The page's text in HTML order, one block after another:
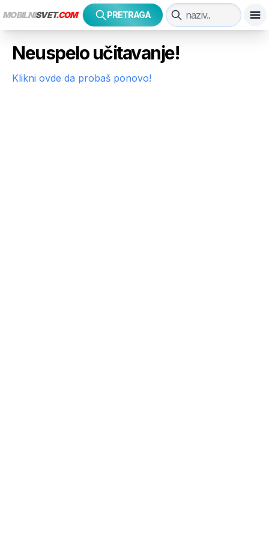
MOBILNISVET.COM PRETRAGA
Neuspelo učitavanje!
Klikni ovde da probaš ponovo!